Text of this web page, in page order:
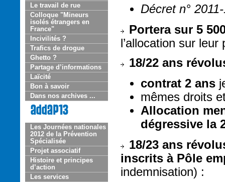
Le travail de rue
Colloque "Mineurs
isolés étrangers en
France"
Incivilités ?
Trafics de drogue
Ghetto ?
Partage d’informations
Laïcité
Bon à savoir
Dans nos archives ...
Les Journées nationales
2012 de la Prévention
Spécialisée
Projet associatif
Histoire et principes
d’action
Les services
Décret n°
Portera sur 5
l’allocation sur leur
18/22 ans
contrat 2 ans
mêmes droits
Allocation
dégressive la
18/23 ans
inscrits à Pôle
indemnisation) :